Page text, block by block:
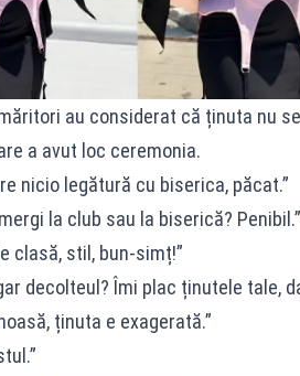
au considerat că ținuta nu
a avut loc ceremonia.
nicio legătură cu biserica, păcat.”
la club sau la biserică? Penibil.”
clasă, stil, bun-simț!”
decolteul? Îmi plac ținutele tale,
ținuta e exagerată.”